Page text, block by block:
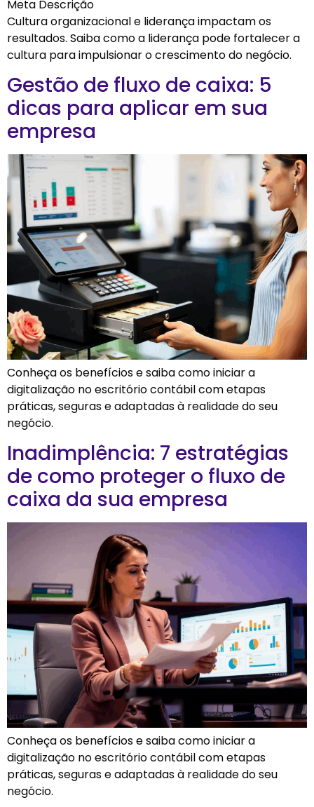
Meta Descrição
Cultura organizacional e liderança impactam os
resultados. Saiba como a liderança pode fortalecer a
cultura para impulsionar o crescimento do negócio.
Gestão de fluxo de caixa: 5
dicas para aplicar em sua
empresa
Conheça os benefícios e saiba como iniciar a
digitalização no escritório contábil com etapas
práticas, seguras e adaptadas à realidade do seu
negócio.
Inadimplência: 7 estratégias
de como proteger o fluxo de
caixa da sua empresa
Conheça os benefícios e saiba como iniciar a
digitalização no escritório contábil com etapas
práticas, seguras e adaptadas à realidade do seu
negócio.